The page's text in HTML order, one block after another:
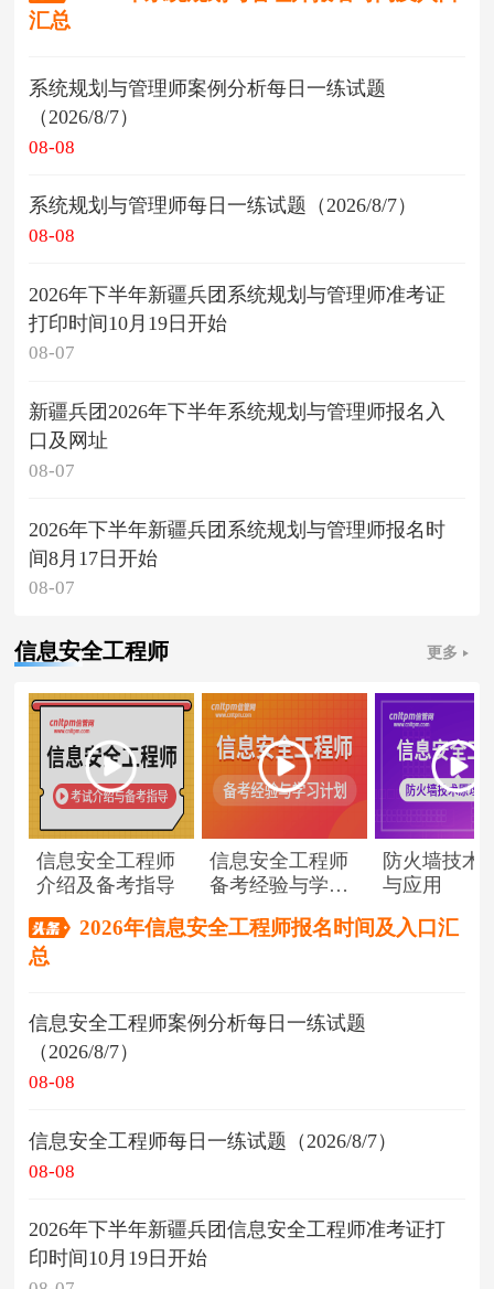
汇总
系统规划与管理师案例分析每日一练试题
（2026/8/7）
08-08
系统规划与管理师每日一练试题（2026/8/7）
08-08
2026年下半年新疆兵团系统规划与管理师准考证
打印时间10月19日开始
08-07
新疆兵团2026年下半年系统规划与管理师报名入
口及网址
08-07
2026年下半年新疆兵团系统规划与管理师报名时
间8月17日开始
08-07
信息安全工程师 更多
信息安全工程师
介绍及备考指导
信息安全工程师
备考经验与学习
防火墙技术
与应用
2026年信息安全工程师报名时间及入口汇
总
信息安全工程师案例分析每日一练试题
（2026/8/7）
08-08
信息安全工程师每日一练试题（2026/8/7）
08-08
2026年下半年新疆兵团信息安全工程师准考证打
印时间10月19日开始